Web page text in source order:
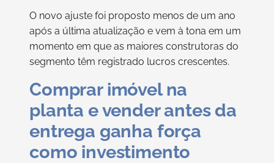
O novo ajuste foi proposto menos de um ano
após a última atualização e vem à tona em um
momento em que as maiores construtoras do
segmento têm registrado lucros crescentes.
Comprar imóvel na
planta e vender antes da
entrega ganha força
como investimento